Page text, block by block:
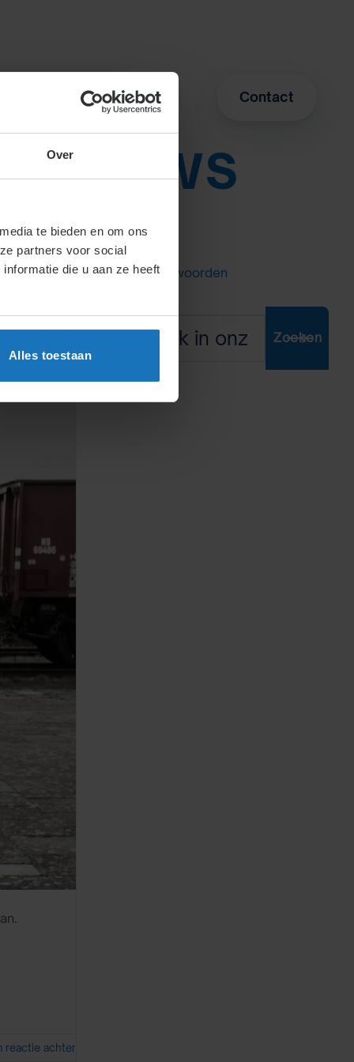
Over
te bieden en om ons
partners voor social
die u aan ze heeft
Alles toestaan
/ webinar Contact
NIEUWS
reactie achter
Zoeken met trefwoorden
Zoeken